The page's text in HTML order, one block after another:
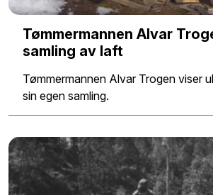
Tømmermannen Alvar
samling av laft
Tømmermannen Alvar Trogen viser
sin egen samling.